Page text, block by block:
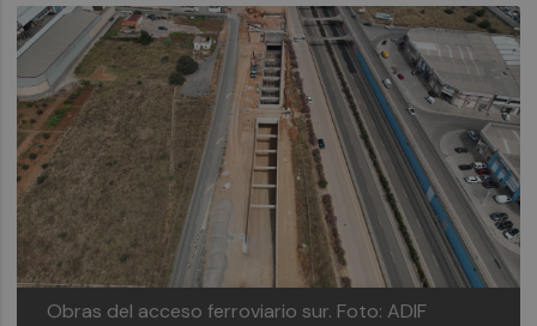
Obras del acceso ferroviario sur. Foto: ADIF